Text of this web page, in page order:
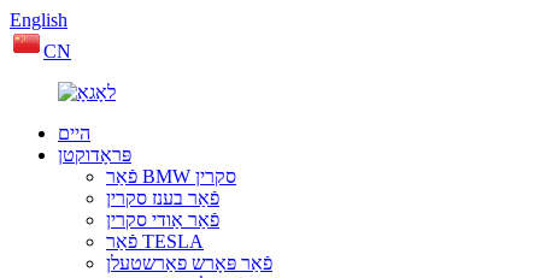
English
CN
היים
פּראָדוקטן
פֿאַר BMW סקרין
פֿאַר בענז סקרין
פֿאַר אַודי סקרין
פֿאַר TESLA
פֿאַר פּאָרש פאַרשטעלן